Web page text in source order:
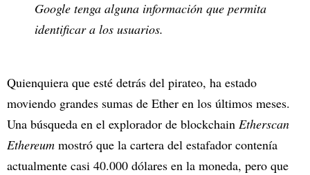
Google tenga alguna información que permita
identificar a los usuarios.
Quienquiera que esté detrás del pirateo, ha estado
moviendo grandes sumas de Ether en los últimos meses.
Una búsqueda en el explorador de blockchain Etherscan
Ethereum mostró que la cartera del estafador contenía
actualmente casi 40.000 dólares en la moneda, pero que